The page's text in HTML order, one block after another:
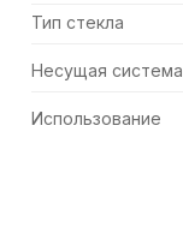
Тип стекла
Использование
Несущая система